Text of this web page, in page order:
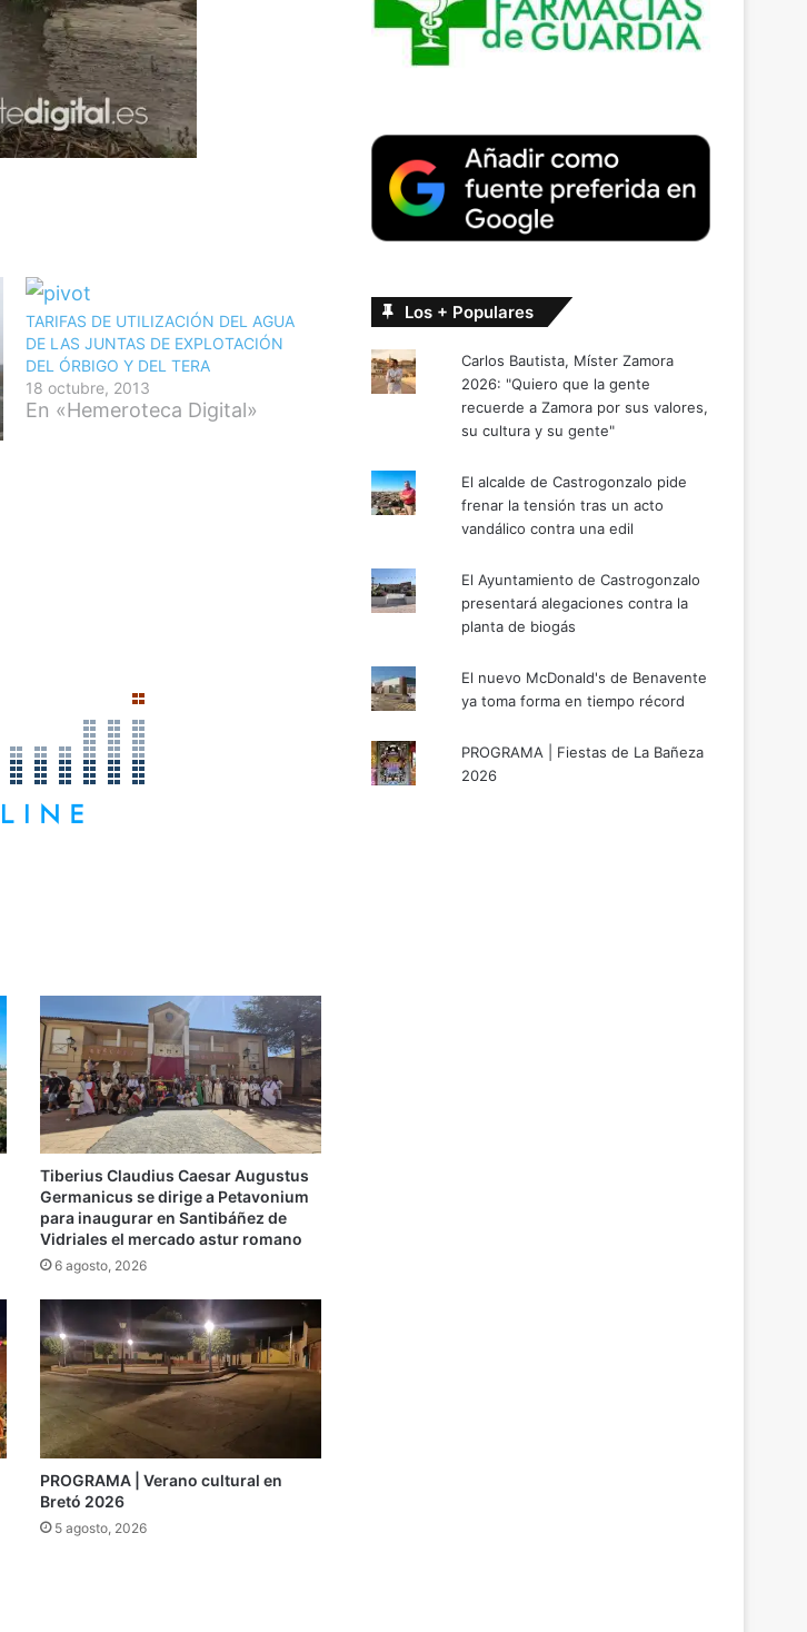
TARIFAS DE UTILIZACIÓN DEL AGUA
DE LAS JUNTAS DE EXPLOTACIÓN
DEL ÓRBIGO Y DEL TERA
18 octubre, 2013
En «Hemeroteca Digital»
Tiberius Claudius Caesar Augustus
Germanicus se dirige a Petavonium
para inaugurar en Santibáñez de
Vidriales el mercado astur romano
6 agosto, 2026
PROGRAMA | Verano cultural en
Bretó 2026
5 agosto, 2026
Los + Populares
Carlos Bautista, Míster Zamora
2026: "Quiero que la gente
recuerde a Zamora por sus valores,
su cultura y su gente"
El alcalde de Castrogonzalo pide
frenar la tensión tras un acto
vandálico contra una edil
El Ayuntamiento de Castrogonzalo
presentará alegaciones contra la
planta de biogás
El nuevo McDonald's de Benavente
ya toma forma en tiempo récord
PROGRAMA | Fiestas de La Bañeza
2026